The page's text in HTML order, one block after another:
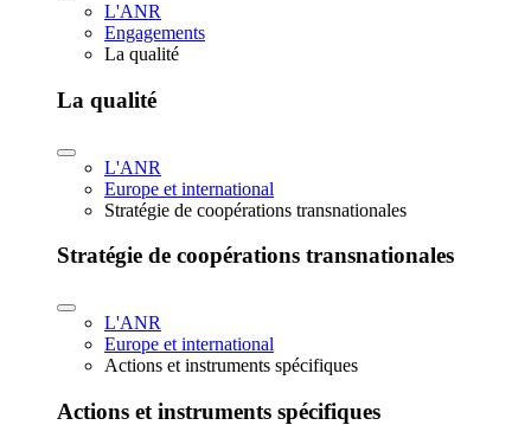
L'ANR
Engagements
La qualité
La qualité
L'ANR
Europe et international
Stratégie de coopérations transnationales
Stratégie de coopérations transnationales
L'ANR
Europe et international
Actions et instruments spécifiques
Actions et instruments spécifiques